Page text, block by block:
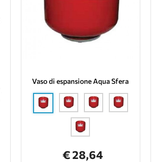
Vaso di espansione Aqua Sfera
€ 28,64